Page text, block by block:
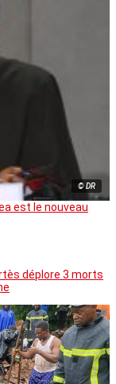
© DR
est le nouveau
déplore 3 morts